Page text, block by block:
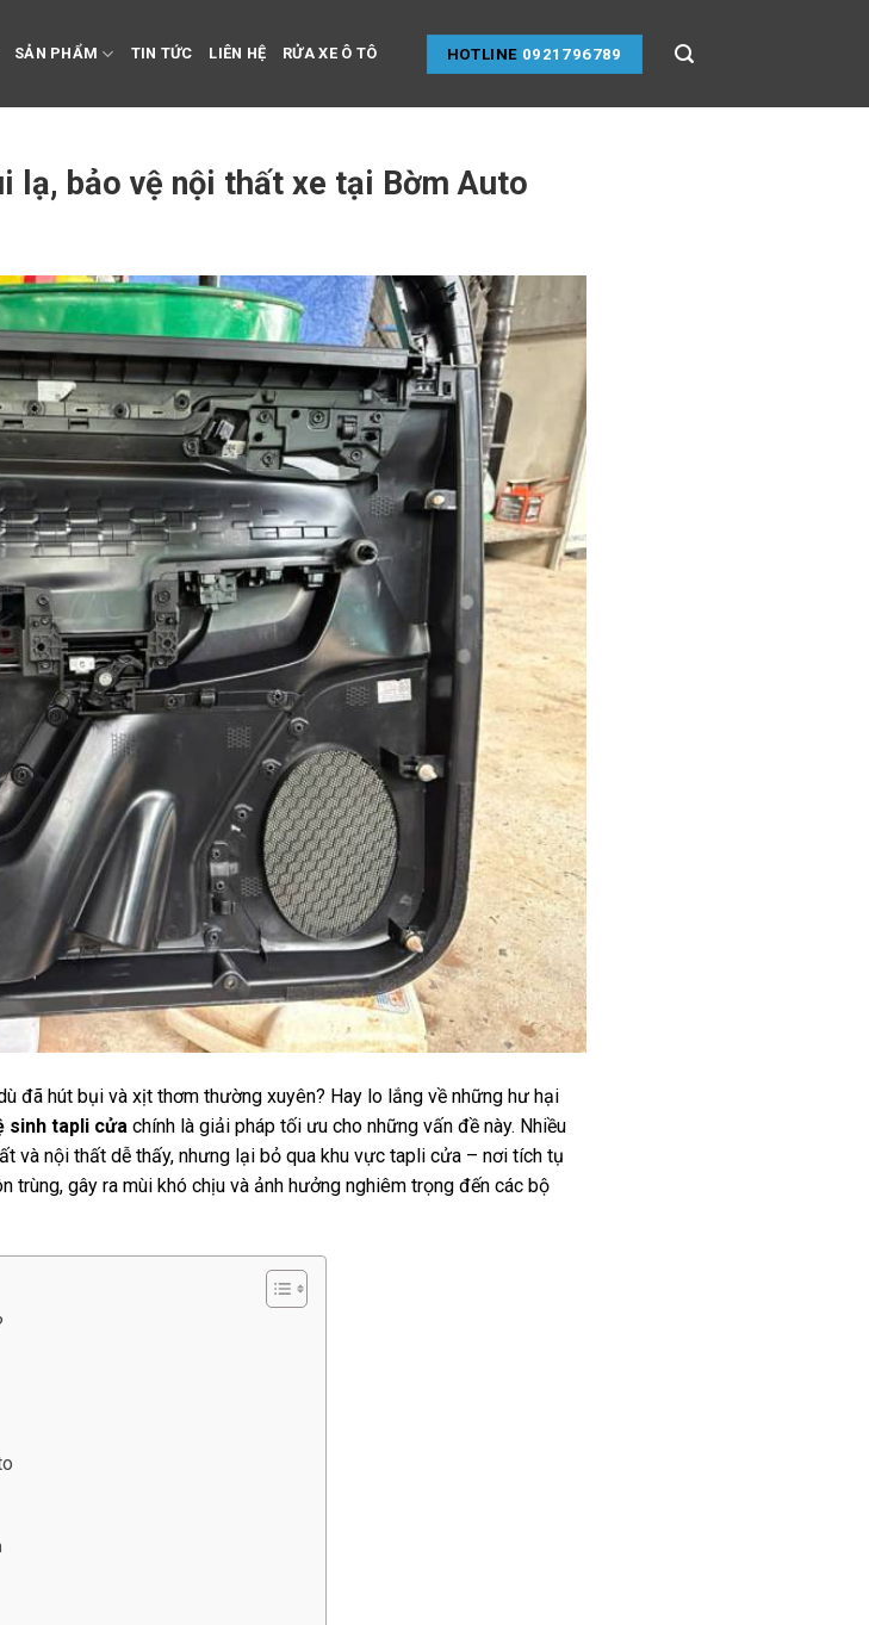
SẢN PHẨM TIN TỨC LIÊN HỆ RỬA XE Ô TÔ HOTLINE 0921796789
lạ, bảo vệ nội thất xe tại Bờm Auto
đã hút bụi và xịt thơm thường xuyên? Hay lo lắng về những hư hại
sinh tapli cửa chính là giải pháp tối ưu cho những vấn đề này. Nhiều
và nội thất dễ thấy, nhưng lại bỏ qua khu vực tapli cửa – nơi tích tụ
trùng, gây ra mùi khó chịu và ảnh hưởng nghiêm trọng đến các bộ